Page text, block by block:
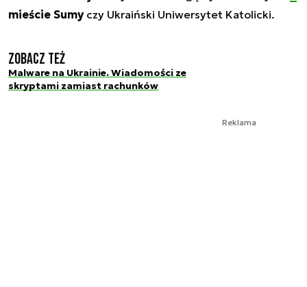
mieście Sumyczy Ukraiński Uniwersytet Katolicki.
Zobacz też
Malware na Ukrainie. Wiadomości ze
skryptami zamiast rachunków
Reklama